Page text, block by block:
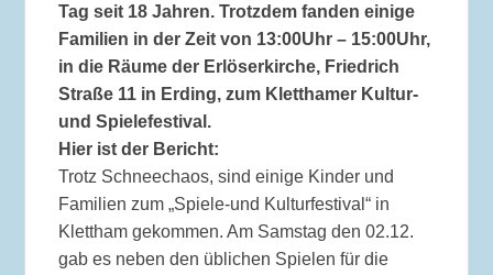
Tag seit 18 Jahren. Trotzdem fanden einige
Familien in der Zeit von 13:00Uhr – 15:00Uhr,
in die Räume der Erlöserkirche, Friedrich
Straße 11 in Erding, zum Kletthamer Kultur-
und Spielefestival.
Hier ist der Bericht:
Trotz Schneechaos, sind einige Kinder und
Familien zum „Spiele-und Kulturfestival“ in
Klettham gekommen. Am Samstag den 02.12.
gab es neben den üblichen Spielen für die